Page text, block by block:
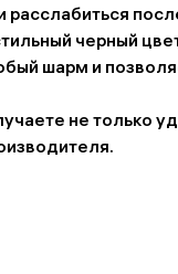
черный
шарм и
не только